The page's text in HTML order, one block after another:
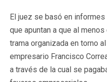
El juez se basó en
que apuntan a que al
trama organizada en torno
empresario Francisco
a través de la cual se